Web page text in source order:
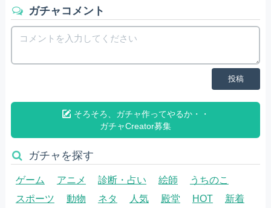
ガチャコメント
投稿
そろそろ、ガチャ作ってやるか・・
ガチャCreator募集
ガチャを探す
ゲーム アニメ 診断・占い 絵師
うちのこ
スポーツ
動物 ネタ 人気 殿堂 HOT 新着